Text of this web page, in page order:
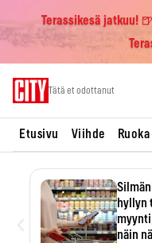
Terassikesä jatkuu!
Tätä et odottanut
Etusivu Viihde
hyllyn
näin